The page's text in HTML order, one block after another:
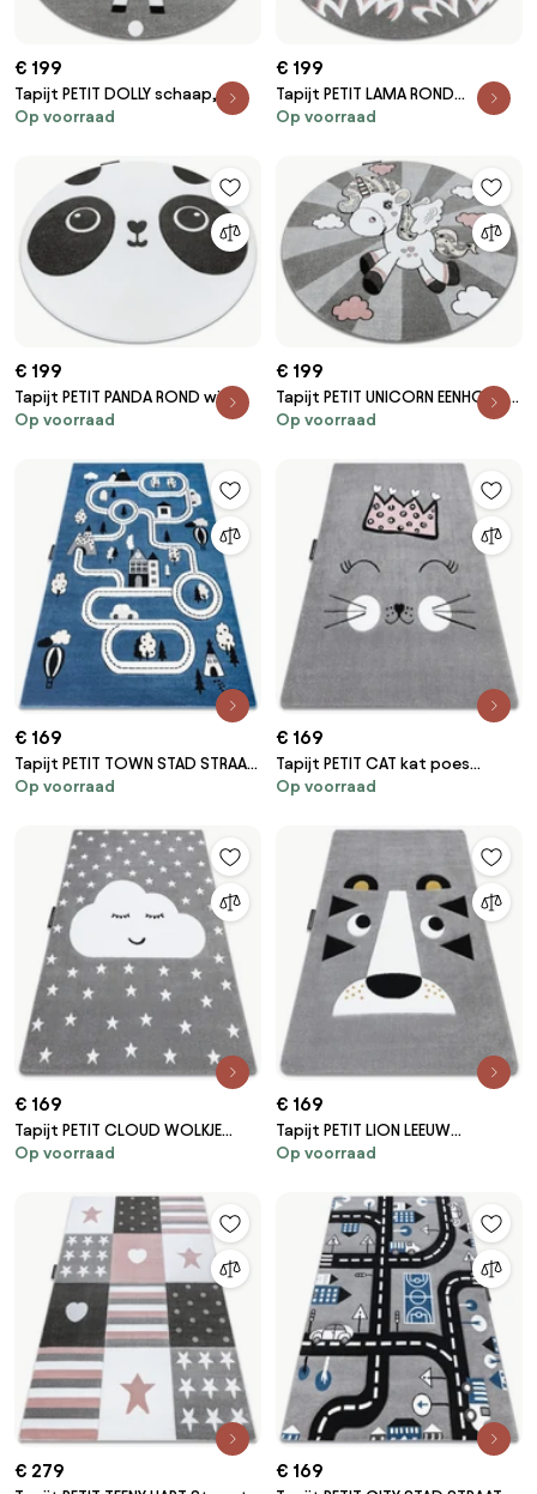
€ 199
Tapijt PETIT DOLLY schaap,
lammetje ROND grijskleuring
Op voorraad
€ 199
Tapijt PETIT LAMA ROND
grijskleuring
Op voorraad
€ 199
Tapijt PETIT PANDA ROND wit
Op voorraad
€ 199
Tapijt PETIT UNICORN EENHOORN
ROND grijskleuring
Op voorraad
€ 169
Tapijt PETIT TOWN STAD STRAAT
blauw
Op voorraad
€ 169
Tapijt PETIT CAT kat poes
poesje KROON grijskleuring
Op voorraad
€ 169
Tapijt PETIT CLOUD WOLKJE
Sterretje grijskleuring
Op voorraad
€ 169
Tapijt PETIT LION LEEUW
grijskleuring
Op voorraad
€ 279 € 169